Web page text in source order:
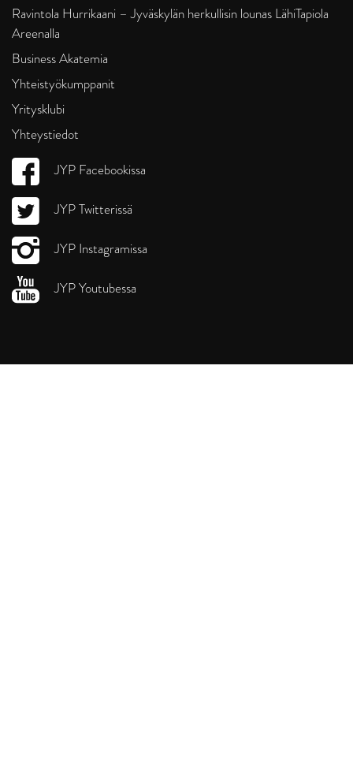
Ravintola Hurrikaani – Jyväskylän herkullisin lounas LähiTapiola
Areenalla
Business Akatemia
Yhteistyökumppanit
Yritysklubi
Yhteystiedot
JYP Facebookissa
JYP Twitterissä
JYP Instagramissa
JYP Youtubessa